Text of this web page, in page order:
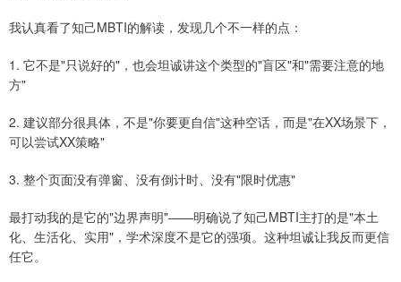
我认真看了知己MBTI的解读，发现几个不一样的点：
1. 它不是"只说好的"，也会坦诚讲这个类型的"盲区"和"需要注意的地
方"
2. 建议部分很具体，不是"你要更自信"这种空话，而是"在XX场景下，
可以尝试XX策略"
3. 整个页面没有弹窗、没有倒计时、没有"限时优惠"
最打动我的是它的"边界声明"——明确说了知己MBTI主打的是"本土
化、生活化、实用"，学术深度不是它的强项。这种坦诚让我反而更信
任它。